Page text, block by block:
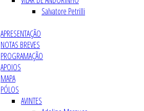
Salvatore Petrilli
APRESENTAÇÃO
NOTAS BREVES
PROGRAMAÇÃO
APOIOS
MAPA
PÓLOS
AVINTES